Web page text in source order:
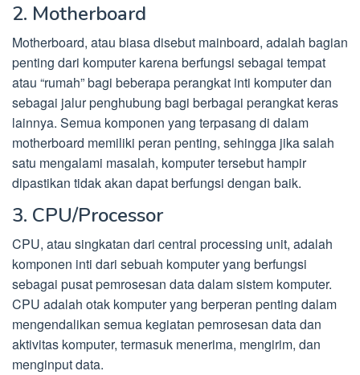
2. Motherboard
Motherboard, atau biasa disebut mainboard, adalah bagian
penting dari komputer karena berfungsi sebagai tempat
atau “rumah” bagi beberapa perangkat inti komputer dan
sebagai jalur penghubung bagi berbagai perangkat keras
lainnya. Semua komponen yang terpasang di dalam
motherboard memiliki peran penting, sehingga jika salah
satu mengalami masalah, komputer tersebut hampir
dipastikan tidak akan dapat berfungsi dengan baik.
3. CPU/Processor
CPU, atau singkatan dari central processing unit, adalah
komponen inti dari sebuah komputer yang berfungsi
sebagai pusat pemrosesan data dalam sistem komputer.
CPU adalah otak komputer yang berperan penting dalam
mengendalikan semua kegiatan pemrosesan data dan
aktivitas komputer, termasuk menerima, mengirim, dan
menginput data.